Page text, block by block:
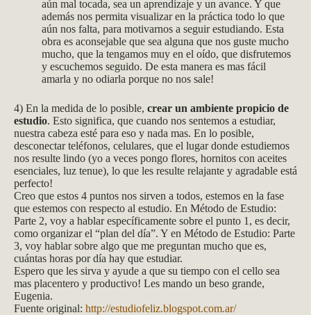
aún mal tocada, sea un aprendizaje y un avance. Y que
además nos permita visualizar en la práctica todo lo que
aún nos falta, para motivarnos a seguir estudiando. Esta
obra es aconsejable que sea alguna que nos guste mucho
mucho, que la tengamos muy en el oído, que disfrutemos
y escuchemos seguido. De esta manera es mas fácil
amarla y no odiarla porque no nos sale!
4) En la medida de lo posible, crear un ambiente propicio de
estudio. Esto significa, que cuando nos sentemos a estudiar,
nuestra cabeza esté para eso y nada mas. En lo posible,
desconectar teléfonos, celulares, que el lugar donde estudiemos
nos resulte lindo (yo a veces pongo flores, hornitos con aceites
esenciales, luz tenue), lo que les resulte relajante y agradable está
perfecto!
Creo que estos 4 puntos nos sirven a todos, estemos en la fase
que estemos con respecto al estudio. En Método de Estudio:
Parte 2, voy a hablar específicamente sobre el punto 1, es decir,
como organizar el “plan del día”. Y en Método de Estudio: Parte
3, voy hablar sobre algo que me preguntan mucho que es,
cuántas horas por día hay que estudiar.
Espero que les sirva y ayude a que su tiempo con el cello sea
mas placentero y productivo! Les mando un beso grande,
Eugenia.
Fuente original: http://estudiofeliz.blogspot.com.ar/